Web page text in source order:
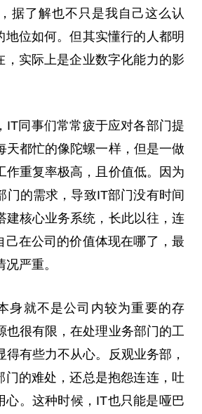
据了解也不只是我自己这么认
地位如何。但其实懂行的人都明
，实际上是企业数字化能力的影
IT同事们常常疲于应对各部门提
天都忙的像陀螺一样，但是一做
作重复率极高，且价值低。因为
门的需求，导致IT部门没有时间
建核心业务系统，长此以往，连
己在公司的价值体现在哪了，最
严重。
身就不是公司内较为重要的存
也很有限，在处理业务部门的工
得有些力不从心。反观业务部，
门的难处，还总是抱怨连连，吐
心。这种时候，IT也只能是哑巴